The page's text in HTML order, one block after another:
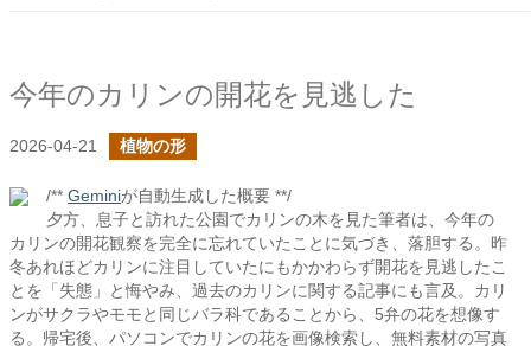
今年のカリンの開花を見逃した
2026-04-21 植物の形
/** Geminiが自動生成した概要 **/
夕方、息子と訪れた公園でカリンの木を見た筆者は、今年の
カリンの開花観察を完全に忘れていたことに気づき、落胆する。昨
冬あれほどカリンに注目していたにもかかわらず開花を見逃したこ
とを「失態」と悔やみ、過去のカリンに関する記事にも言及。カリ
ンがサクラやモモと同じバラ科であることから、5弁の花を想像す
る。帰宅後、パソコンでカリンの花を画像検索し、無料素材の写真